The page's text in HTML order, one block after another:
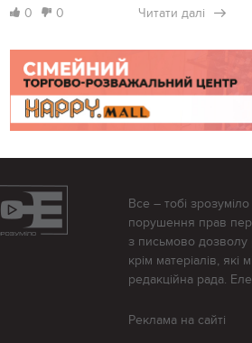
0 0 Читати далі
Все – тобі
порушення прав
з письмово дозволу
крім матеріалів,
редакційна рада.
Реклама на сайті